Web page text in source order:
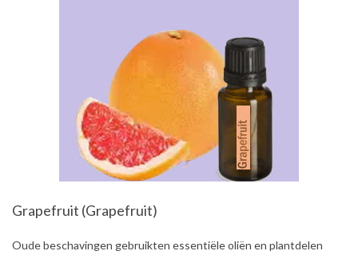
Grapefruit (Grapefruit)
2021-
Oude beschavingen gebruikten essentiële oliën en plantdelen